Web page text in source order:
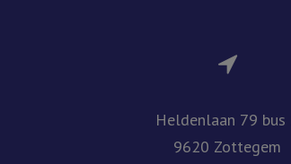
Heldenlaan 79 bus
9620 Zottegem